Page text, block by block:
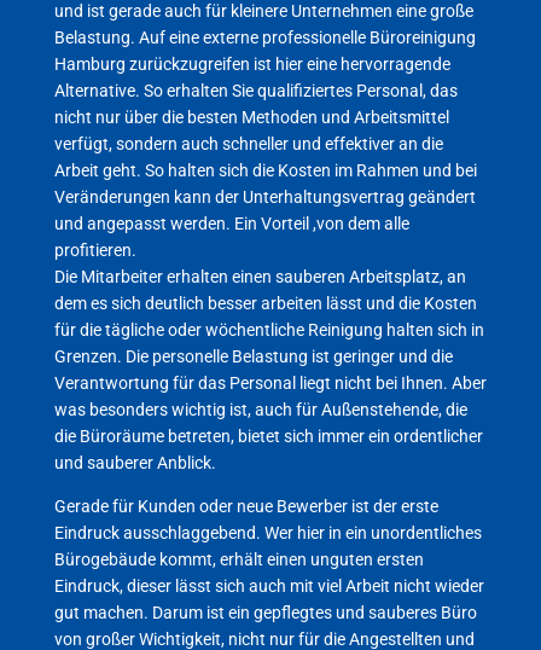
und ist gerade auch für kleinere Unternehmen eine große
Belastung. Auf eine externe professionelle Büroreinigung
Hamburg zurückzugreifen ist hier eine hervorragende
Alternative. So erhalten Sie qualifiziertes Personal, das
nicht nur über die besten Methoden und Arbeitsmittel
verfügt, sondern auch schneller und effektiver an die
Arbeit geht. So halten sich die Kosten im Rahmen und bei
Veränderungen kann der Unterhaltungsvertrag geändert
und angepasst werden. Ein Vorteil ,von dem alle
profitieren.
Die Mitarbeiter erhalten einen sauberen Arbeitsplatz, an
dem es sich deutlich besser arbeiten lässt und die Kosten
für die tägliche oder wöchentliche Reinigung halten sich in
Grenzen. Die personelle Belastung ist geringer und die
Verantwortung für das Personal liegt nicht bei Ihnen. Aber
was besonders wichtig ist, auch für Außenstehende, die
die Büroräume betreten, bietet sich immer ein ordentlicher
und sauberer Anblick.
Gerade für Kunden oder neue Bewerber ist der erste
Eindruck ausschlaggebend. Wer hier in ein unordentliches
Bürogebäude kommt, erhält einen unguten ersten
Eindruck, dieser lässt sich auch mit viel Arbeit nicht wieder
gut machen. Darum ist ein gepflegtes und sauberes Büro
von großer Wichtigkeit, nicht nur für die Angestellten und